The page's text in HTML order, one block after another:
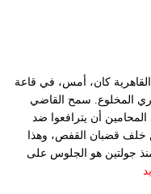
كان، أمس، في قاعة
المخلوع. سمح القاضي
أن يترافعوا ضد
خلف قضبان القفص، وهذا
جولتين هو الجلوس على